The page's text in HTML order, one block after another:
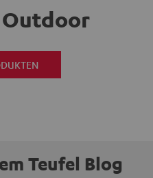
Teufel Blog